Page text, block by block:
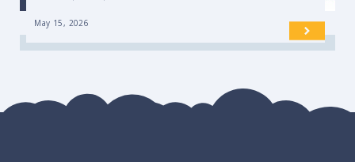
May 15, 2026